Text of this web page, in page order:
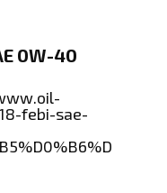
0W-40
febi-sae-